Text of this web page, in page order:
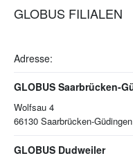
GLOBUS FILIALEN
Adresse:
Wolfsau 4
66130 Saarbrücken-Güdingen
GLOBUS Dudweiler